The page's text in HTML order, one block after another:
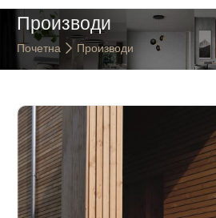
Производи
Почетна Производи